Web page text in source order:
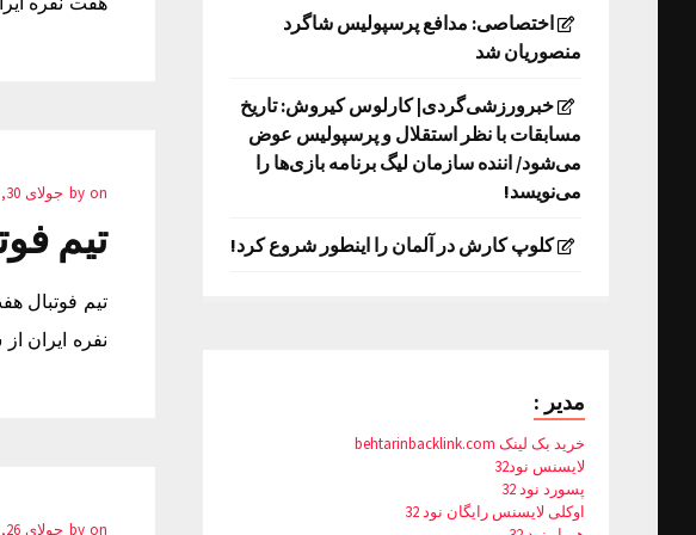
by on جولای 30, 2016
تیم
تیم فوتبال
نفره ایران از
by on جولای 26, 2016
اختصاصی: مدافع پرسپولیس شاگرد
منصوریان شد
خبرورزشی‌گردی| کارلوس کیروش: تاریخ
مسابقات با نظر استقلال و پرسپولیس عوض
می‌شود/ اننده سازمان لیگ برنامه بازی‌ها را
می‌نویسد!
کلوپ کارش در آلمان را اینطور شروع کرد!
مدیر :
خرید بک لینک behtarinbacklink.com
لایسنس نود32
پسورد نود 32
اوکلی لایسنس رایگان نود 32